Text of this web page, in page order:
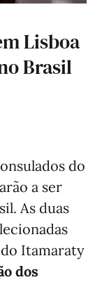
Lisboa
Brasil
do
a ser
As duas
Itamaraty
dos